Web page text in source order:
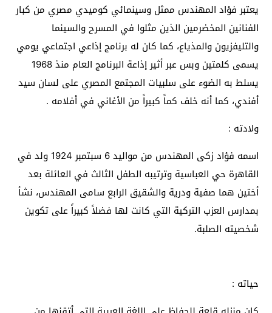
يعتبر فؤاد المهندس ممثل وسينمائي كوميدي مصري من كبار
الفنانين المخضرمين الذين مثلوا في المسرح والسينما
والتليفزيون والمذياع، كما كان له برنامج إذاعي اجتماعي يومي
يسمى كلمتين وبس عبر أثير إذاعة البرنامج العام منذ 1968
يسلط به الضوء على سلبيات المجتمع المصري على لسان سيد
أفندي، كما أنه خلف كماً كبيراً من الأغاني في أفلامه .
ولادته :
اسمه فؤاد زكى المهندس من مواليد 6 سبتمبر 1924 ولد في
القاهرة حي العباسية وترتيبه الطفل الثالث في العائلة بعد
أختين هما صفية ودرية والشقيق الرابع سامى المهندس، نشأ
بمدارس العزب التركية التي كانت لها فضلاً كبيراً على تكوين
شخصيته الصلبة.
حياته :